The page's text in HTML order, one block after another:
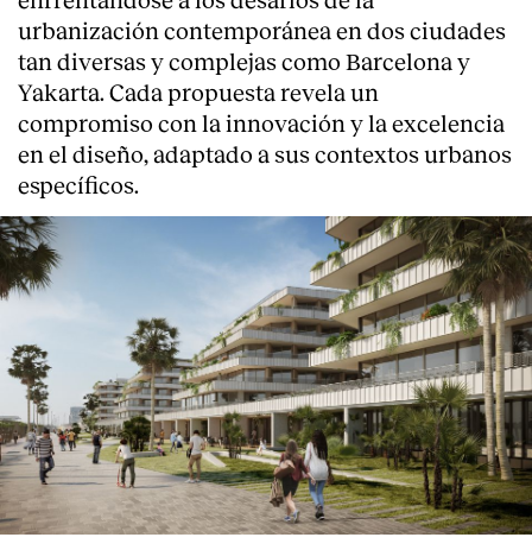
urbanización contemporánea en dos ciudades
tan diversas y complejas como Barcelona y
Yakarta. Cada propuesta revela un
compromiso con la innovación y la excelencia
en el diseño, adaptado a sus contextos urbanos
específicos.